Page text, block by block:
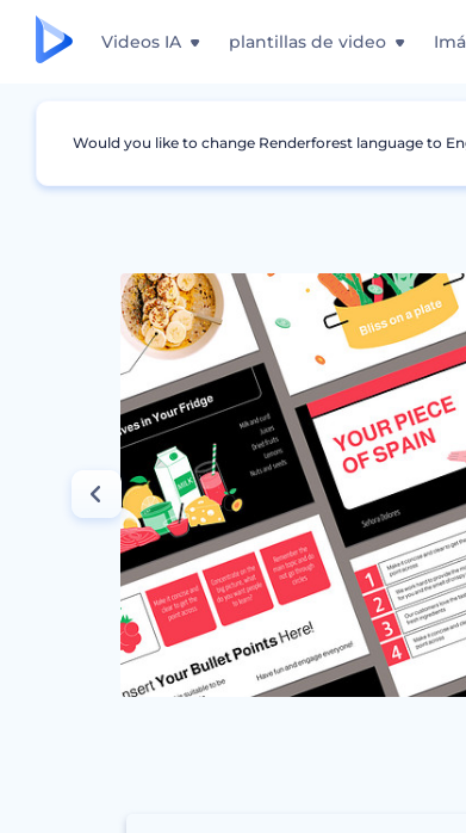
Videos IA plantillas de video
Gráficos Creativo Presentación de
Would you like to change Renderforest language to